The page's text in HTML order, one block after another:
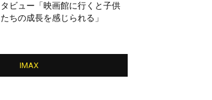
タビュー「映画館に行くと子供
たちの成長を感じられる」
IMAX